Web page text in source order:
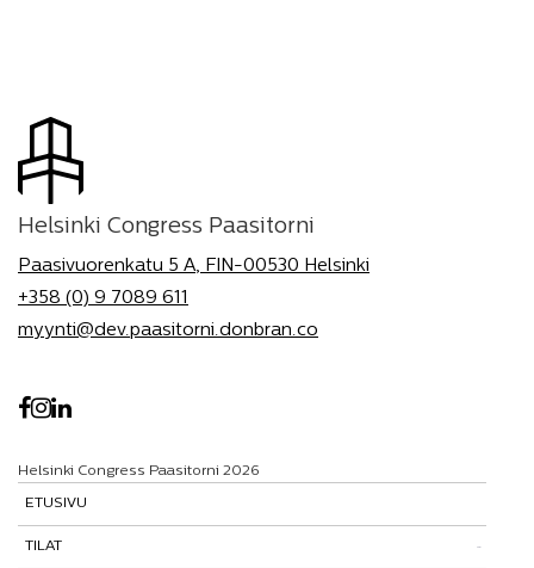
Helsinki Congress Paasitorni
Paasivuorenkatu 5 A, FIN-00530 Helsinki
+358 (0) 9 7089 611
myynti@dev.paasitorni.donbran.co
Helsinki Congress Paasitorni 2026
ETUSIVU
TILAT